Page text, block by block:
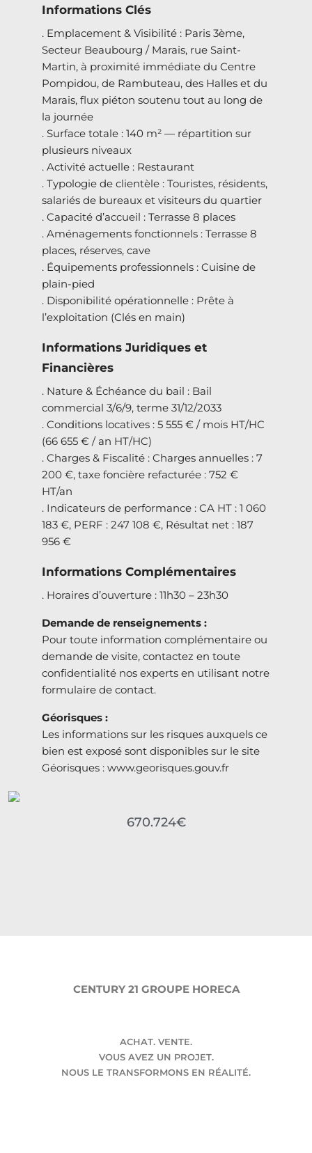
Informations Clés
. Emplacement & Visibilité : Paris 3ème,
Secteur Beaubourg / Marais, rue Saint-
Martin, à proximité immédiate du Centre
Pompidou, de Rambuteau, des Halles et du
Marais, flux piéton soutenu tout au long de
la journée
. Surface totale : 140 m² — répartition sur
plusieurs niveaux
. Activité actuelle : Restaurant
. Typologie de clientèle : Touristes, résidents,
salariés de bureaux et visiteurs du quartier
. Capacité d’accueil : Terrasse 8 places
. Aménagements fonctionnels : Terrasse 8
places, réserves, cave
. Équipements professionnels : Cuisine de
plain-pied
. Disponibilité opérationnelle : Prête à
l’exploitation (Clés en main)
Informations Juridiques et
Financières
. Nature & Échéance du bail : Bail
commercial 3/6/9, terme 31/12/2033
. Conditions locatives : 5 555 € / mois HT/HC
(66 655 € / an HT/HC)
. Charges & Fiscalité : Charges annuelles : 7
200 €, taxe foncière refacturée : 752 €
HT/an
. Indicateurs de performance : CA HT : 1 060
183 €, PERF : 247 108 €, Résultat net : 187
956 €
Informations Complémentaires
. Horaires d’ouverture : 11h30 – 23h30
Demande de renseignements :
Pour toute information complémentaire ou
demande de visite, contactez en toute
confidentialité nos experts en utilisant notre
formulaire de contact.
Géorisques :
Les informations sur les risques auxquels ce
bien est exposé sont disponibles sur le site
Géorisques : www.georisques.gouv.fr
670.724€
CENTURY 21 GROUPE HORECA
ACHAT. VENTE.
VOUS AVEZ UN PROJET.
NOUS LE TRANSFORMONS EN RÉALITÉ.